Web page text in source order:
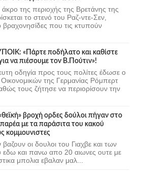
άκρο της περιοχής της Βρετάνης της
το στενό του Ραζ-ντε-Σεν,
βραχονησίδες που τις κτυπούν
«Πάρτε ποδήλατο και καθίστε
να πιέσουμε τον Β.Πούτιν»!
οδηγία προς τους πολίτες έδωσε ο
της Γερμανίας Ρόμπερτ
τους ζήτησε να περιορίσουν την
βροχή ορδες δούλοι πήγαν στο
με τα παράσιτα του κακού
κομμουνιστες
οι δουλοι του Γιαχβε και των
και πανω απο 20 αιωνες ουτε με
μπολια εβαλαν μαλ...